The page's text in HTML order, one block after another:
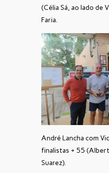
(Célia Sá, ao lado de
Faria.
André Lancha com
finalistas + 55
Suarez).